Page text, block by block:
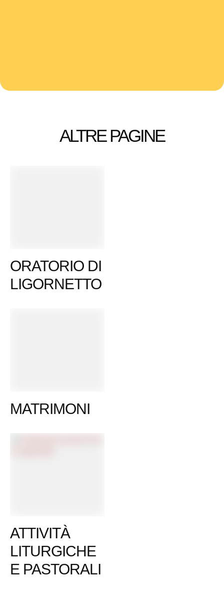
ALTRE PAGINE
ORATORIO DI
LIGORNETTO
MATRIMONI
ATTIVITÀ
LITURGICHE
E PASTORALI